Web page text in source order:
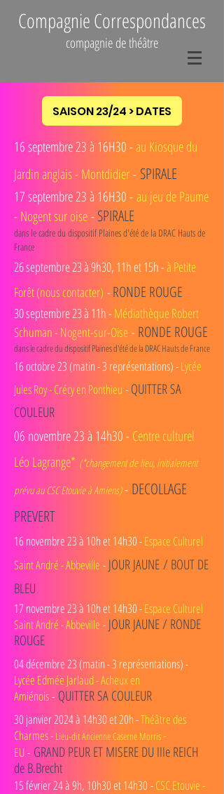
Compagnie Correspondances
compagnie de théâtre
SAISON 23/24 > DATES
16 septembre 23 à 16H30 -au Kiosque du
Jardin anglais - Montdidier- SPIRALE
17 septembre 23 à 16H30 -au jeu de Paume
- Nogent sur oise-SPIRALE
dans le cadre du dispositif Plaines d'été de la DRAC Hauts de
France
26 septembre 23 à 9h30, 11h et 15h -à Petite
Forêt (nous contacter) - RONDE ROUGE
30 septembre 23 à 11h - Médiathèque Robert
Schuman - Nogent-sur-Oise - RONDE ROUGE
dans le cadre du dispositif Plaines d'été de la DRAC Hauts de France
16 octobre 23 (matin - 3 représentations) -Lycée
Jules Roy - Crécy en Ponthieu - QUITTER SA
COULEUR
06 novembre 23 à 14h30 -Centre culturel
Léo Lagrange* (*changement de lieu, initialement
prévu au CSC Etouvie à Amiens) - DECOLLAGE
PREVERT
16 novembre 23 à 10h et 14h30 -Espace Culturel
Saint André - Abbeville - JOUR JAUNE/ BOUT DE
BLEU
17 novembre 23 à 10h et 14h30-Espace Culturel
Saint André - Abbeville - JOURJAUNE / RONDE
ROUGE
04 décembre 23 (matin - 3 représentations)-
Lycée Edmée Jarlaud - Acheux en
Amiénois- QUITTER SA COULEUR
30 janvier 2024 à 14h30 et 20h -Théâtre des
Charmes - Lieu-dit Ancienne Caserne Morris-
EU- GRAND PEUR ET MISERE DU IIIe REICH
de B.Brecht
15 février 24 à 9h, 10h30 et 14h30 -CSC Etouvie -